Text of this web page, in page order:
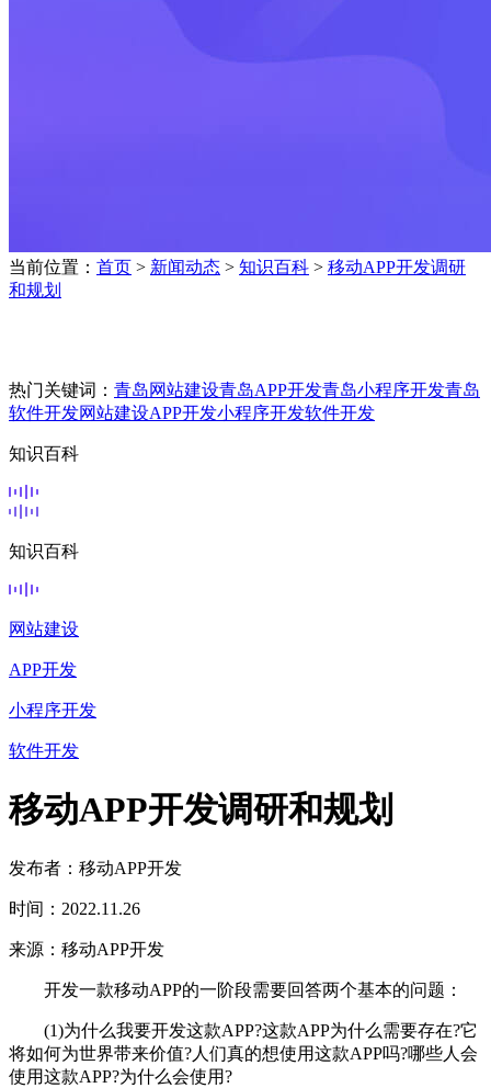
当前位置： 首页 > 新闻动态 > 知识百科 > 移动APP开发调研
和规划
热门关键词： 青岛网站建设青岛APP开发青岛小程序开发青岛
软件开发网站建设APP开发小程序开发软件开发
知识百科
知识百科
网站建设
APP开发
小程序开发
软件开发
移动APP开发调研和规划
发布者：移动APP开发
时间：2022.11.26
来源：移动APP开发
开发一款移动APP的一阶段需要回答两个基本的问题：
(1)为什么我要开发这款APP?这款APP为什么需要存在?它
将如何为世界带来价值?人们真的想使用这款APP吗?哪些人会
使用这款APP?为什么会使用?